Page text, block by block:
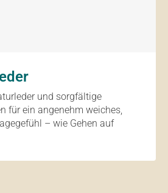
und sorgfältige
für ein angenehm weiches,
– wie Gehen auf